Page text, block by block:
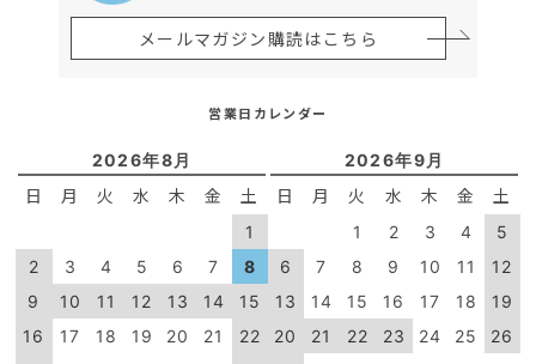
メールマガジン購読はこちら
営業日カレンダー
2026年8月
日 月 火 水 木 金 土
1
2
3 4 5 6 7
8
9
10 11 12 13 14
15
16
17 18 19 20 21
22
2026年9月
日 月 火 水 木 金 土
1 2 3 4
5
6
7 8 9 10 11
12
13
14 15 16 17 18
19
20
21 22 23 24 25
26